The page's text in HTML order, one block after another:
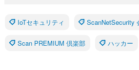
IoTセキュリティ ScanNetSecurity
Scan PREMIUM 倶楽部 ハッカー